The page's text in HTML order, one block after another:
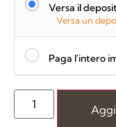
Versa il
Versa un
Paga l'intero